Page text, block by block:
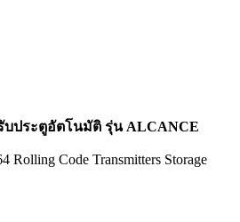
ประตูอัตโนมัติ รุ่น ALCANCE
Rolling Code Transmitters Storage